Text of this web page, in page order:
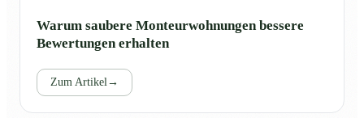
Warum saubere Monteurwohnungen bessere
Bewertungen erhalten
Zum Artikel→